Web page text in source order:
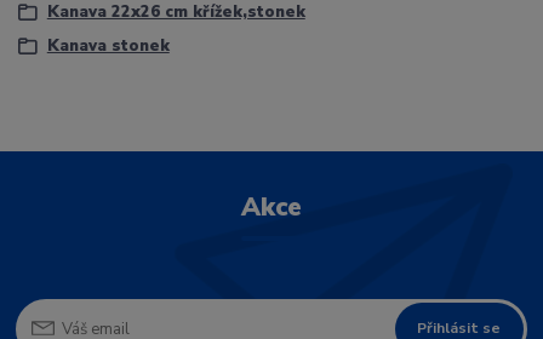
Kanava 22x26 cm křížek,stonek
Kanava stonek
Akce
Přihlásit se